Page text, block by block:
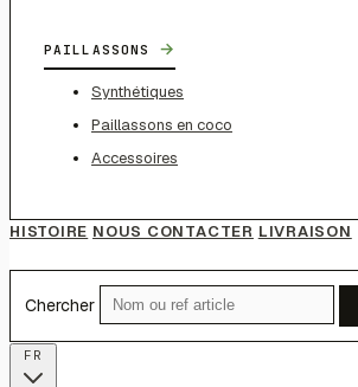
PAILLASSONS →
Synthétiques
Paillassons en coco
Accessoires
HISTOIRE NOUS CONTACTER LIVRAISON
Chercher